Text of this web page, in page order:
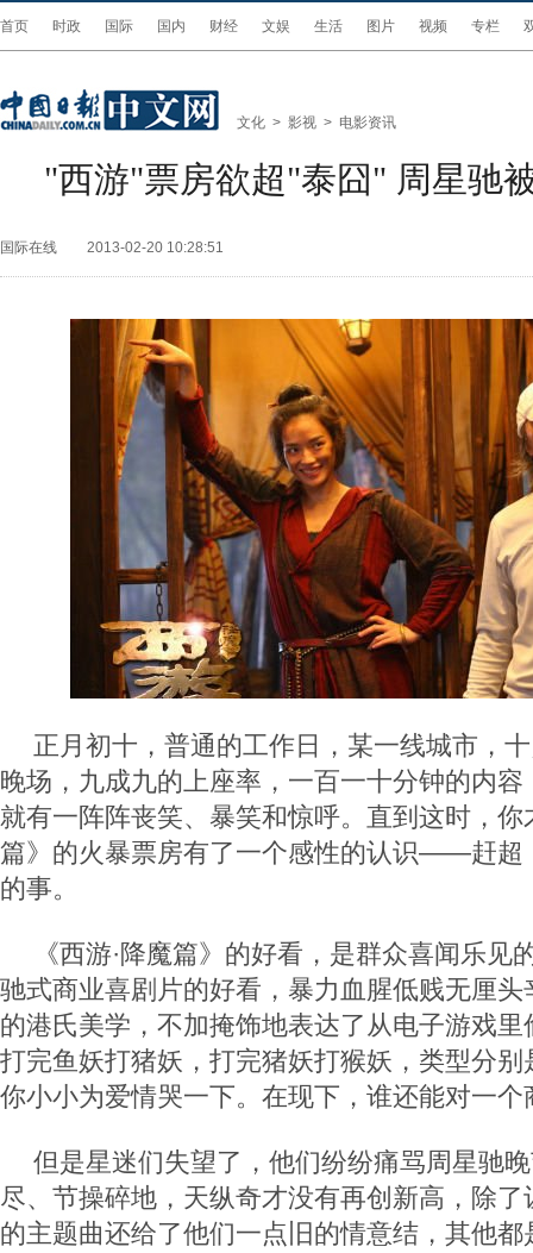
首页 时政 国际 国内 财经 文娱 生活 图片 视频 专栏
文化 > 影视 > 电影资讯
"西游"票房欲超"泰囧" 周星驰
国际在线 2013-02-20 10:28:51
正月初十，普通的工作日，某一线城市，
晚场，九成九的上座率，一百一十分钟的内
就有一阵阵丧笑、暴笑和惊呼。直到这时，你
篇》的火暴票房有了一个感性的认识——赶超
的事。
《西游·降魔篇》的好看，是群众喜闻乐见
驰式商业喜剧片的好看，暴力血腥低贱无厘
的港氏美学，不加掩饰地表达了从电子游戏
打完鱼妖打猪妖，打完猪妖打猴妖，类型分
你小小为爱情哭一下。在现下，谁还能对一
但是星迷们失望了，他们纷纷痛骂周星驰
尽、节操碎地，天纵奇才没有再创新高，除
的主题曲还给了他们一点旧的情意结，其他